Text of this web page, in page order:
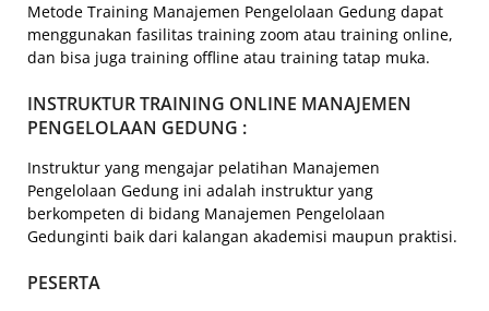
Metode Training Manajemen Pengelolaan Gedung dapat
menggunakan fasilitas training zoom atau training online,
dan bisa juga training offline atau training tatap muka.
INSTRUKTUR TRAINING ONLINE MANAJEMEN
PENGELOLAAN GEDUNG :
Instruktur yang mengajar pelatihan Manajemen
Pengelolaan Gedung ini adalah instruktur yang
berkompeten di bidang Manajemen Pengelolaan
Gedunginti baik dari kalangan akademisi maupun praktisi.
PESERTA